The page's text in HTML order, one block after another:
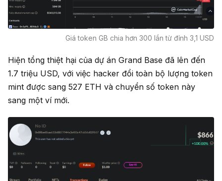
Giá token GB chia hơn 300 lần từ đỉnh 3,1 USD
Hiện tổng thiệt hại của dự án Grand Base đã lên đến
1.7 triệu USD, với việc hacker đổi toàn bộ lượng token
mint được sang 527 ETH và chuyển số token này
sang một ví mới.